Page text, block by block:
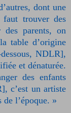
dont une
trouver des
parents, on
table d’origine
NDLR],
et dénaturée.
des enfants
c’est un artiste
l’époque. »